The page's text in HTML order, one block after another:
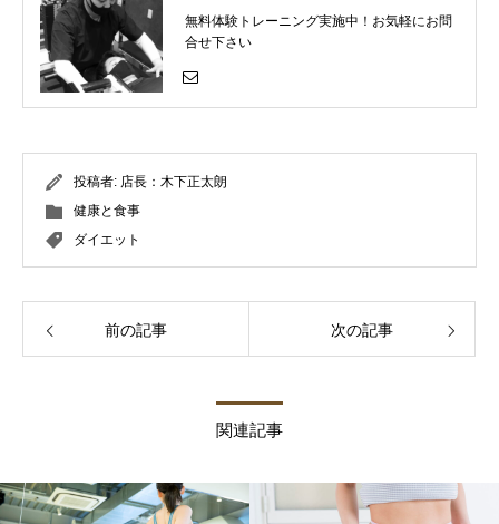
無料体験トレーニング実施中！お気軽にお問
合せ下さい
投稿者: 店長：木下正太朗
健康と食事
ダイエット
前の記事 次の記事
関連記事